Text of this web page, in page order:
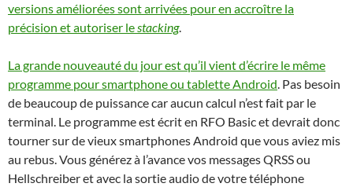
versions améliorées sont arrivées pour en accroître la
précision et autoriser lestacking.
La grande nouveauté du jour est qu’il vient d’écrire le même
programme pour smartphone ou tablette Android. Pas besoin
de beaucoup de puissance car aucun calcul n’est fait par le
terminal. Le programme est écrit en RFO Basic et devrait donc
tourner sur de vieux smartphones Android que vous aviez mis
au rebus. Vous générez à l’avance vos messages QRSS ou
Hellschreiber et avec la sortie audio de votre téléphone